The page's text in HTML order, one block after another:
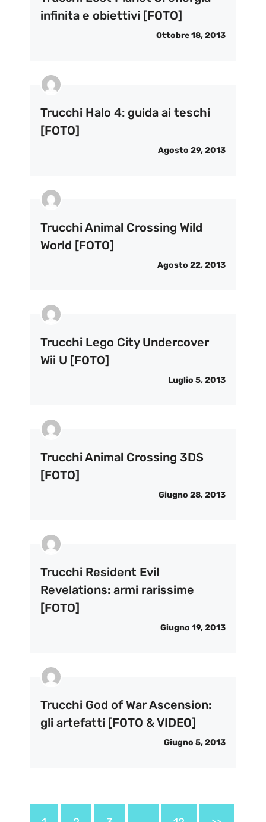
infinita e obiettivi [FOTO]
Ottobre 18, 2013
Trucchi Halo 4: guida ai teschi
[FOTO]
Agosto 29, 2013
Trucchi Animal Crossing Wild
World [FOTO]
Agosto 22, 2013
Trucchi Lego City Undercover
Wii U [FOTO]
Luglio 5, 2013
Trucchi Animal Crossing 3DS
[FOTO]
Giugno 28, 2013
Trucchi Resident Evil
Revelations: armi rarissime
[FOTO]
Giugno 19, 2013
Trucchi God of War Ascension:
gli artefatti [FOTO & VIDEO]
Giugno 5, 2013